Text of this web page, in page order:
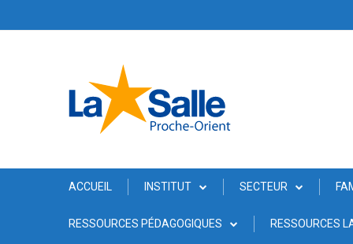
ACCUEIL INSTITUT SECTEUR
RESSOURCES PÉDAGOGIQUES RESSOURCES